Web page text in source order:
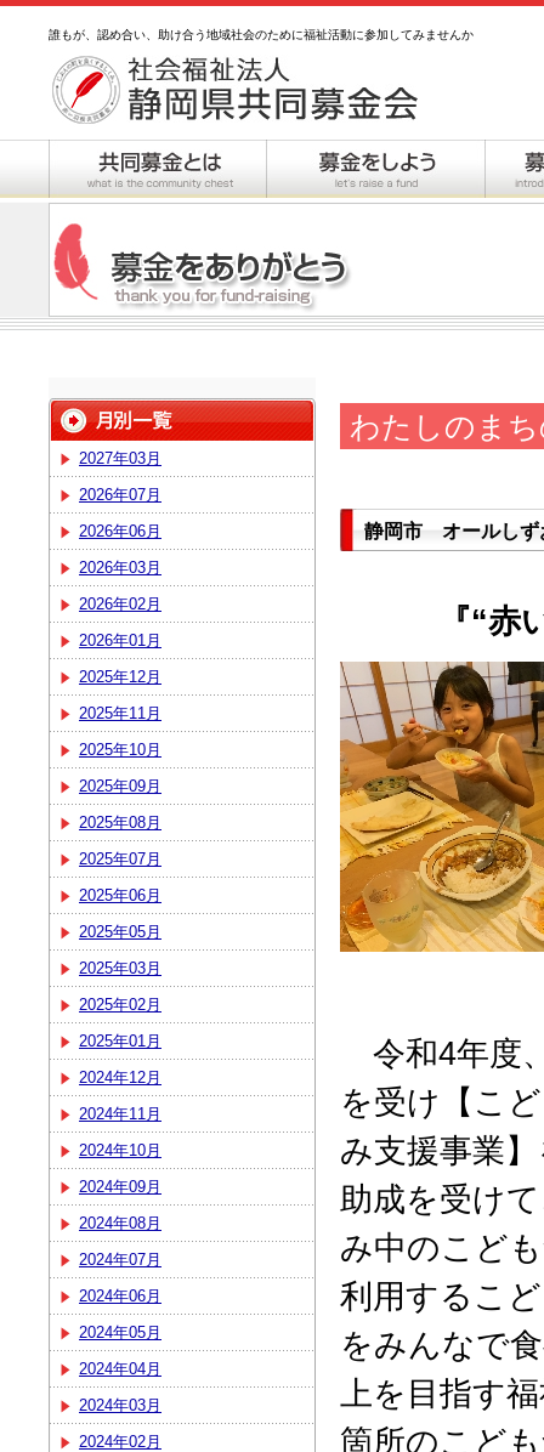
誰もが、認め合い、助け合う地域社会のために福祉活動に参加してみませんか
2027年03月
2026年07月
2026年06月
2026年03月
2026年02月
2026年01月
2025年12月
2025年11月
2025年10月
2025年09月
2025年08月
2025年07月
2025年06月
2025年05月
2025年03月
2025年02月
2025年01月
2024年12月
2024年11月
2024年10月
2024年09月
2024年08月
2024年07月
2024年06月
2024年05月
2024年04月
2024年03月
2024年02月
わたしのま
静岡市 オールしず
『“
令和4年度
を受け【こ
み支援事業
助成を受け
み中のこど
利用するこ
をみんなで
上を目指す
箇所のこど